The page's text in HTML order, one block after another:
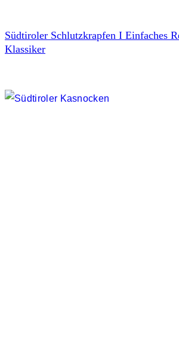
Südtiroler Schlutzkrapfen I Einfaches
Klassiker